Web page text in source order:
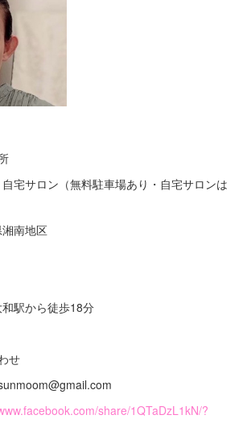
宅サロン（無料駐車場あり・自宅サロンは
南地区
駅から徒歩18分
せ
share/1QTaDzL1kN/?